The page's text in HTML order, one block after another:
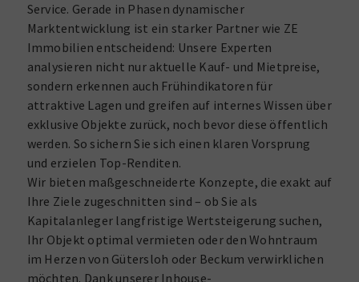
Service. Gerade in Phasen dynamischer
Marktentwicklung ist ein starker Partner wie ZE
Immobilien entscheidend: Unsere Experten
analysieren nicht nur aktuelle Kauf- und Mietpreise,
sondern erkennen auch Frühindikatoren für
attraktive Lagen und greifen auf internes Wissen über
exklusive Objekte zurück, noch bevor diese öffentlich
werden. So sichern Sie sich einen klaren Vorsprung
und erzielen Top-Renditen.
Wir bieten maßgeschneiderte Konzepte, die exakt auf
Ihre Ziele zugeschnitten sind – ob Sie als
Kapitalanleger langfristige Wertsteigerung suchen,
Ihr Objekt optimal vermieten oder den Wohntraum
im Herzen von Gütersloh oder Beckum verwirklichen
möchten. Dank unserer Inhouse-